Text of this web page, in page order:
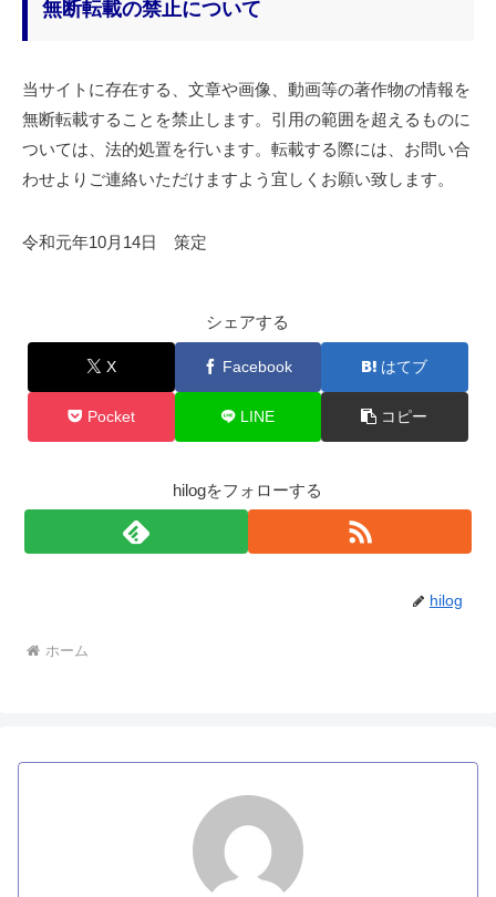
無断転載の禁止について
当サイトに存在する、文章や画像、動画等の著作物の情報を
無断転載することを禁止します。引用の範囲を超えるものに
ついては、法的処置を行います。転載する際には、お問い合
わせよりご連絡いただけますよう宜しくお願い致します。
令和元年10月14日 策定
シェアする
X Facebook はてブ
Pocket LINE コピー
hilogをフォローする
hilog
ホーム